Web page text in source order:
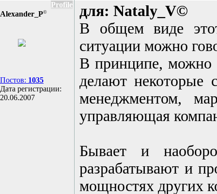
Profile
Alexander_P©
Постов: 1035
Дата регистрации:
20.06.2007
для: Nataly_V©
В общем виде
ситуации можно
В принципе, можно
делают некоторые
менеджментом,
управляющая
Бывает и
разрабатывают и
мощностях других